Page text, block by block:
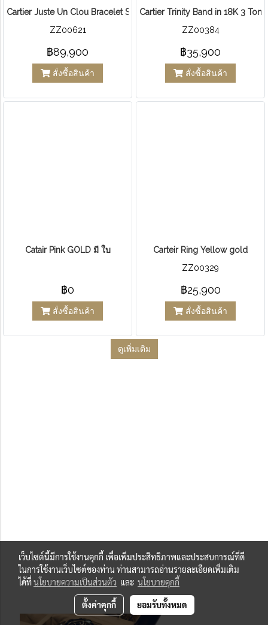
Cartier Juste Un Clou Bracelet Small 2024
ZZ00621
฿89,900
สั่งซื้อสินค้า
Cartier Trinity Band in 18K 3
ZZ00384
฿35,900
สั่งซื้อสินค้า
Catair Pink GOLD มี ใบ
฿0
สั่งซื้อสินค้า
Carteir Ring Yellow gold
ZZ00329
฿25,900
สั่งซื้อสินค้า
ดูเพิ่มเติม
เว็บไซต์นี้มีการใช้งานคุกกี้ เพื่อเพิ่มประสิทธิภาพและประสบการณ์ที่ดี
ในการใช้งานเว็บไซต์ของท่าน ท่านสามารถอ่านรายละเอียดเพิ่มเติม
ได้ที่นโยบายความเป็นส่วนตัว และ นโยบายคุกกี้
ตั้งค่าคุกกี้ ยอมรับทั้งหมด